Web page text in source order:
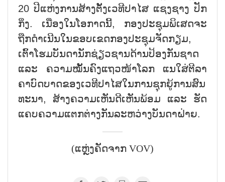
20 ປີ​ແຫ່ງ​ການ​ສ້​າງ​ຕັ້ງ​ເວ​ທີ​ປາ​ໄສ ແຊງ​ຊາງ ປັກ​
ກິ່ງ. ເນື່ອງ​ໃນ​ໂອກ​າດ​ນີ້, ກອງ​ປະ​ຊຸມ​ພິ​ເສດ​ຈ​ະ​
ຖືກ​​ດຳ​ເນີນ​ໃນ​ຂອບ​ເຂດກອງ​ປະ​ຊຸມ​ຈັດກຽມ, ​
ເຕົ້າໂຮມ​ບັນ​ດາ​ນັກ​ຊ່ຽວ​ຊານ​ດ້ານ​ປ້ອງ​ກັນຊາດ
ແລະ ຄວາມ​ໝັ້ນ​ຄົງ​ແຖວ​ໜ້າ​ໂລກ ແນ​ໃສ່​ຕີ​ລາ​
ຄາ​ບົດ​ບາດ​ຂອງ​ເວ​ທີ​ປາ​ໄສ​ໃນ​ການ​ຊຸກ​ຍູ້​ການ​ສົນ​
ທະ​ນາ, ສ້າງ​ຄວາມ​ເຫັນ​ດີ​ເຫັນ​ພ້ອມ ແລະ ຮັດ​
ແຄບ​ຄວາມ​ແຕກ​ຕ່າງ​ກັນ​ລະ​ຫວ່າງ​ບັນ​ດາ​ຝ່າຍ.
(ແຫຼ່ງຄັດຈາກ VOV)